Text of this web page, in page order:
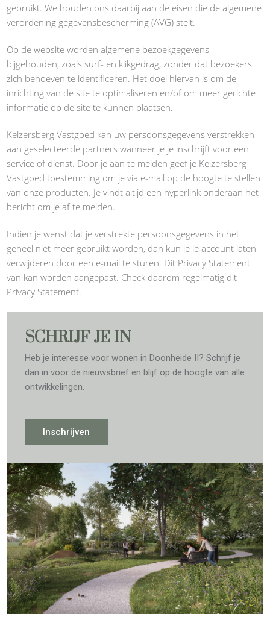
gebruikt. We houden ons daarbij aan de eisen die de algemene
verordening gegevensbescherming (AVG) stelt.
Op de website worden algemene bezoekgegevens
bijgehouden, zoals surf- en klikgedrag, zonder dat bezoekers
zich behoeven te identificeren. Het doel hiervan is om de
inrichting van de site te optimaliseren en/of om meer gerichte
informatie op de site te kunnen plaatsen.
Keizersberg Vastgoed kan uw persoonsgegevens verstrekken
aan geselecteerde partners wanneer je je inschrijft voor een
service of dienst. Door je aan te melden geef je Keizersberg
Vastgoed toestemming om je via e-mail op de hoogte te stellen
van onze producten. Je vindt altijd een hyperlink onderaan het
bericht om je af te melden.
Indien je wenst dat je verstrekte persoonsgegevens in het
geheel niet meer gebruikt worden, dan kun je je account laten
verwijderen door een e-mail te sturen. Dit Privacy Statement
van kan worden aangepast. Check daarom regelmatig dit
Privacy Statement.
SCHRIJF JE IN
Heb je interesse voor wonen in Doonheide II? Schrijf je
dan in voor de nieuwsbrief en blijf op de hoogte van alle
ontwikkelingen.
Inschrijven